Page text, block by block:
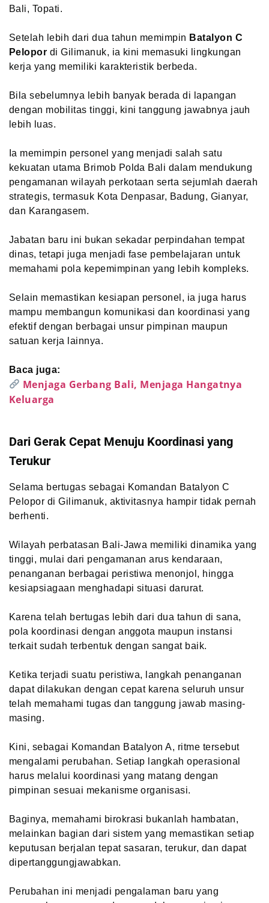
Bali, Topati.
Setelah lebih dari dua tahun memimpin Batalyon C
Pelopor di Gilimanuk, ia kini memasuki lingkungan
kerja yang memiliki karakteristik berbeda.
Bila sebelumnya lebih banyak berada di lapangan
dengan mobilitas tinggi, kini tanggung jawabnya jauh
lebih luas.
Ia memimpin personel yang menjadi salah satu
kekuatan utama Brimob Polda Bali dalam mendukung
pengamanan wilayah perkotaan serta sejumlah daerah
strategis, termasuk Kota Denpasar, Badung, Gianyar,
dan Karangasem.
Jabatan baru ini bukan sekadar perpindahan tempat
dinas, tetapi juga menjadi fase pembelajaran untuk
memahami pola kepemimpinan yang lebih kompleks.
Selain memastikan kesiapan personel, ia juga harus
mampu membangun komunikasi dan koordinasi yang
efektif dengan berbagai unsur pimpinan maupun
satuan kerja lainnya.
Baca juga:
Menjaga Gerbang Bali, Menjaga Hangatnya
Keluarga
Dari Gerak Cepat Menuju Koordinasi yang
Terukur
Selama bertugas sebagai Komandan Batalyon C
Pelopor di Gilimanuk, aktivitasnya hampir tidak pernah
berhenti.
Wilayah perbatasan Bali-Jawa memiliki dinamika yang
tinggi, mulai dari pengamanan arus kendaraan,
penanganan berbagai peristiwa menonjol, hingga
kesiapsiagaan menghadapi situasi darurat.
Karena telah bertugas lebih dari dua tahun di sana,
pola koordinasi dengan anggota maupun instansi
terkait sudah terbentuk dengan sangat baik.
Ketika terjadi suatu peristiwa, langkah penanganan
dapat dilakukan dengan cepat karena seluruh unsur
telah memahami tugas dan tanggung jawab masing-
masing.
Kini, sebagai Komandan Batalyon A, ritme tersebut
mengalami perubahan. Setiap langkah operasional
harus melalui koordinasi yang matang dengan
pimpinan sesuai mekanisme organisasi.
Baginya, memahami birokrasi bukanlah hambatan,
melainkan bagian dari sistem yang memastikan setiap
keputusan berjalan tepat sasaran, terukur, dan dapat
dipertanggungjawabkan.
Perubahan ini menjadi pengalaman baru yang